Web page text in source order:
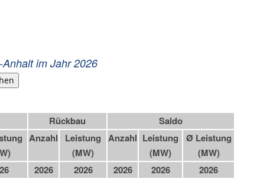
im Jahr 2026
Rückbau
Saldo
Anzahl
Leistung
(MW)
Anzahl Leistung
(MW)
Ø Leistung
(MW)
2026 2026 2026 2026 2026